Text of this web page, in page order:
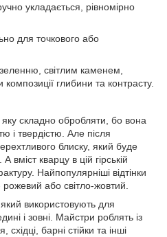
укладається, рівномірно
для точкового або
світлим каменем,
глибини та контрасту.
складно обробляти, бо вона
і твердістю. Але після
блиску, який буде
вміст кварцу в цій гірській
Найпопулярніші відтінки
або світло-жовтий.
використовують для
і зовні. Майстри роблять із
східці, барні стійки та інші